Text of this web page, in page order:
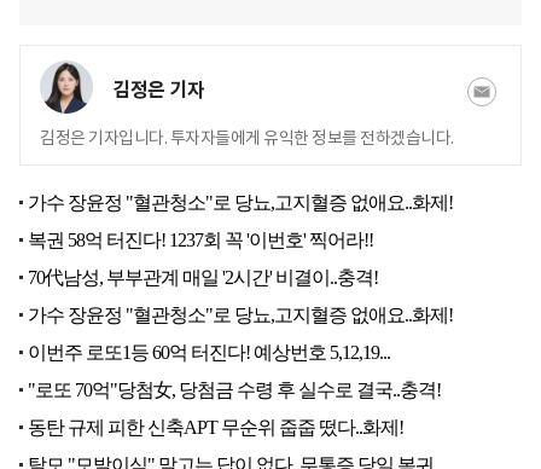
김정은 기자
김정은 기자입니다. 투자자들에게 유익한 정보를 전하겠습니다.